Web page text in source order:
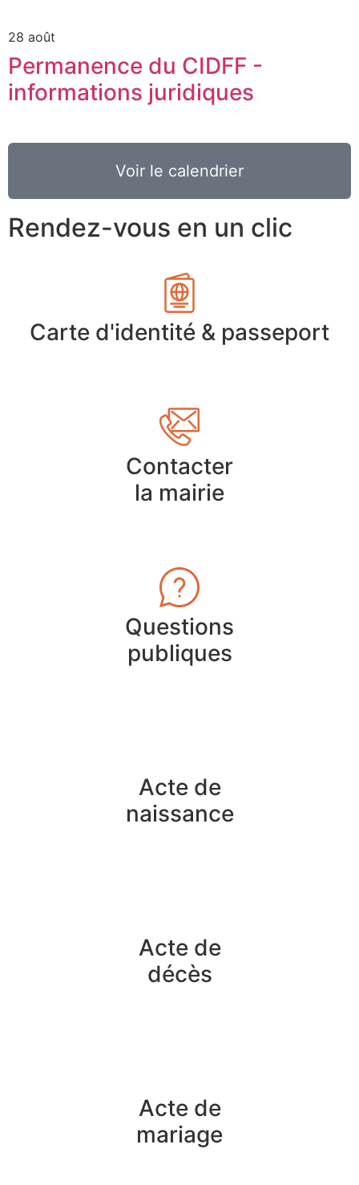
28 août
Permanence du CIDFF -
informations juridiques
Voir le calendrier
Rendez-vous en un clic
Carte d'identité & passeport
Contacter
la mairie
Questions
publiques
Acte de
naissance
Acte de
décès
Acte de
mariage